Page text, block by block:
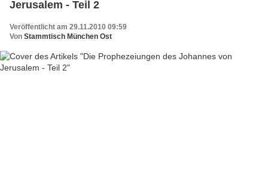
Jerusalem - Teil 2
Veröffentlicht am 29.11.2010 09:59
Von Stammtisch München Ost